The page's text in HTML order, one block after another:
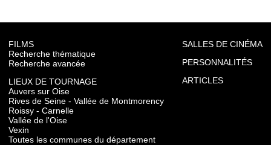
FILMS
Recherche thématique
Recherche avancée
LIEUX DE TOURNAGE
Auvers sur Oise
Rives de Seine - Vallée de Montmorency
Roissy - Carnelle
Vallée de l'Oise
Vexin
Toutes les communes du département
SALLES DE CINÉMA
PERSONNALITÉS
ARTICLES